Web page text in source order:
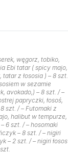
węgorz, tobiko,
Ebi tatar ( spicy majo,
z łososia ) – 8 szt.
w sezamie
avokado,) – 8 szt. / –
papryczki, łosoś,
szt. / – Futomaki z
halibut w tempurze,
6 szt. / – hosomaki
– 8 szt. / – nigiri
– 2 szt. / – nigiri łosos